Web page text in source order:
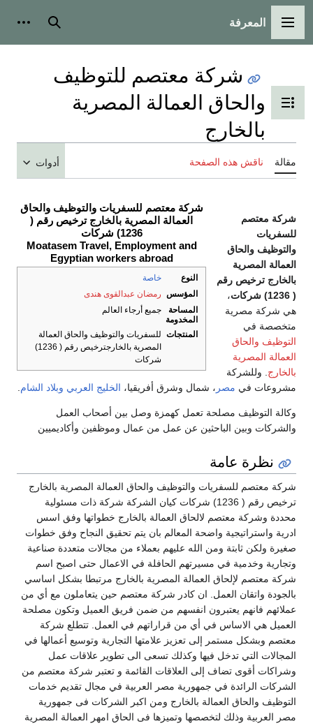
القائمة الرئيسية
المعرفة بحث
تبديل عرض جدول المحتويات
شركة معتصم للتوظيف
والحاق العمالة المصرية
بالخارج
مقالة ناقش هذه الصفحة أدوات
شركة معتصم للسفريات والتوظيف والحاق
العمالة المصرية بالخارج ترخيص رقم (
1236) شركات
Moatasem Travel, Employment and
Egyptian workers abroad
النوع
خاصة
المؤسس رمضان عبدالقوى هندى
المساحة
المخدومة
جميع أرجاء العالم
المنتجات للسفريات والتوظيف والحاق العمالة
المصرية بالخارجترخيص رقم ( 1236)
شركات
شركة معتصم
للسفريات
والتوظيف والحاق
العمالة المصرية
بالخارج ترخيص رقم
( 1236) شركات
،
هي شركة مصرية
متخصصة في
التوظيف والحاق
العمالة المصرية
بالخارج . وللشركة
مشروعات في مصر ، شمال وشرق أفريقيا، الخليج العربي وبلاد الشام
وكالة التوظيف مصلحة تعمل كهمزة وصل بين أصحاب العمل
والشركات وبين الباحثين عن عمل من عمال وموظفين وأكاديميين
نظرة عامة
شركة معتصم للسفريات والتوظيف والحاق العمالة المصرية بالخارج
ترخيص رقم ( 1236) شركات كيان الشركة شركة ذات مسئولية
محددة وشركة معتصم لالحاق العمالة بالخارج خطواتها وفق اسس
ادرية واستراتيجية واضحة المعالم بان يتم تحقيق النجاح وفق خطوات
صغيرة ولكن ثابتة ومن الله عليهم بعملاء من مجالات متعددة صناعية
وتجارية وخدمية في مسيرتهم الحافلة في الاعمال حتى اصبح اسم
شركة معتصم لإلحاق العمالة المصرية بالخارج مرتبطا بشكل اساسي
بالجودة واتقان العمل. ان كادر شركة معتصم حين يتعاملون مع أي من
عملائهم فانهم يعتبرون انفسهم من ضمن فريق العميل وتكون مصلحة
العميل هي الاساس في أي من قراراتهم في العمل. تتطلع شركة
معتصم وبشكل مستمر إلى تعزيز علامتها التجارية وتوسيع أعمالها في
المجالات التي تدخل فيها وكذلك تسعى الى تطوير علاقات عمل
وشراكات أقوى تضاف إلى العلاقات القائمة و تعتبر شركة معتصم من
الشركات الرائدة في جمهورية مصر العربية في مجال تقديم خدمات
التوظيف والحاق العمالة بالخارج ومن اكبر الشركات فى جمهورية
مصر العربية وذلك لتخصصها وتميزها فى الحاق امهر العمالة المصرية